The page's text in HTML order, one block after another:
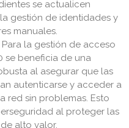
se actualicen
gestión de identidades y
manuales.
Para la gestión de acceso
se beneficia de una
al asegurar que las
autenticarse y acceder a
red sin problemas. Esto
al proteger las
alto valor.